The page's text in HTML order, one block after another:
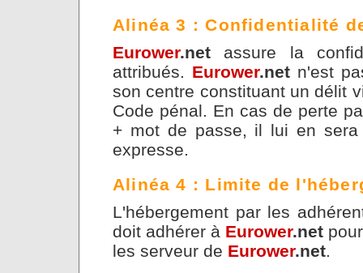
Alinéa 3 : Confidentialité
Eurower.net assure la
attribués. Eurower.net n'est
son centre constituant un délit
Code pénal. En cas de perte
+ mot de passe, il lui en
expresse.
Alinéa 4 : Limite de
L'hébergement par les
doit adhérer à Eurower.net
les serveur de Eurower.net.